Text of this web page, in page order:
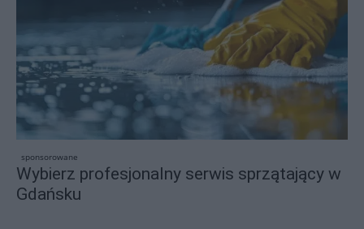
sponsorowane
Wybierz profesjonalny serwis sprzątający w
Gdańsku